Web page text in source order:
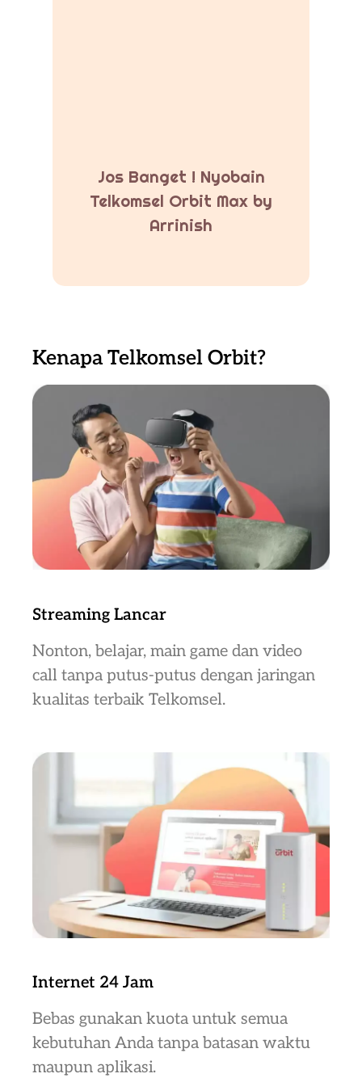
Jos Banget ! Nyobain
Telkomsel Orbit Max by
Arrinish
Kenapa Telkomsel Orbit?
Streaming Lancar
Nonton, belajar, main game dan video
call tanpa putus-putus dengan jaringan
kualitas terbaik Telkomsel.
Internet 24 Jam
Bebas gunakan kuota untuk semua
kebutuhan Anda tanpa batasan waktu
maupun aplikasi.